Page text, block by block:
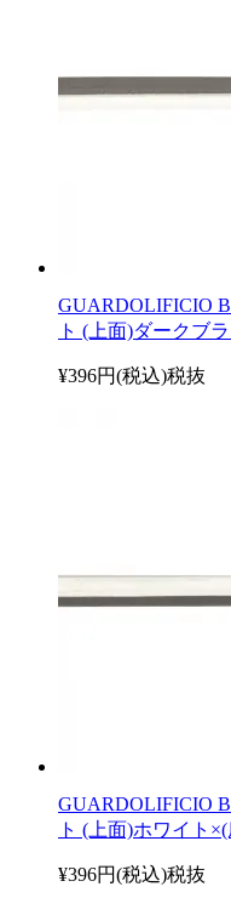
GUARDOLIFICIO
ト (上面)ダークブ
¥396円(税込)税抜
GUARDOLIFICIO
ト (上面)ホワイト
¥396円(税込)税抜